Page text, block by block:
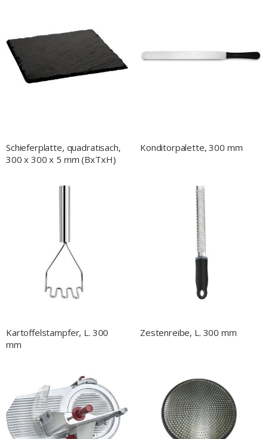
Schieferplatte, quadratisach,
300 x 300 x 5 mm (BxTxH)
Konditorpalette, 300 mm
Kartoffelstampfer, L. 300
mm
Zestenreibe, L. 300 mm